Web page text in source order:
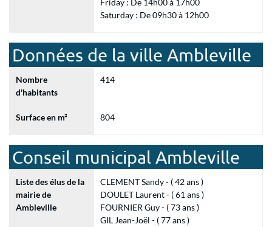
Friday : De 14h00 à 17h00
Saturday : De 09h30 à 12h00
Données de la ville Ambleville
Nombre
d'habitants
414
Surface en m² 804
Conseil municipal Ambleville
Liste des élus de la
mairie de
Ambleville
CLEMENT Sandy - ( 42 ans )
DOULET Laurent - ( 61 ans )
FOURNIER Guy - ( 73 ans )
GIL Jean-Joël - ( 77 ans )